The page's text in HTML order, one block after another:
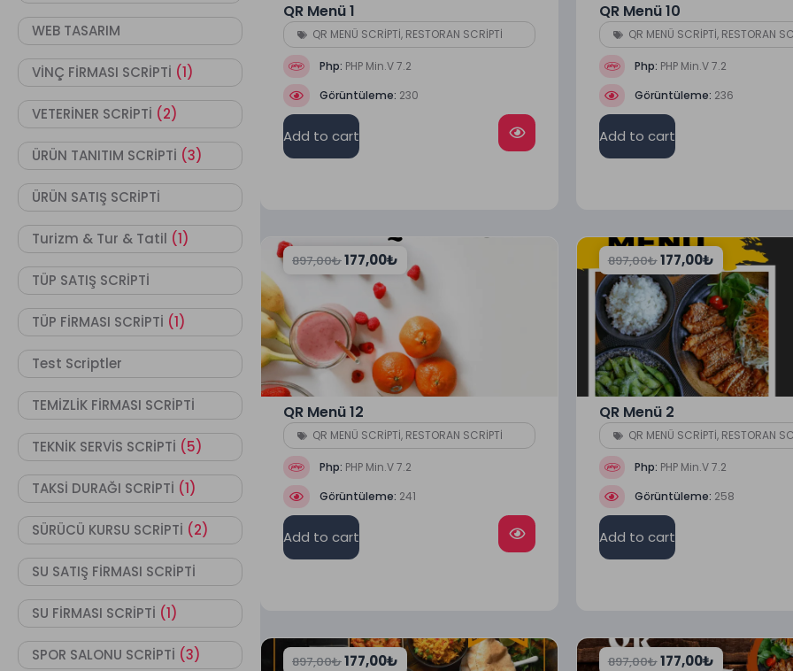
WEB TASARIM
VİNÇ FİRMASI SCRİPTİ (1)
VETERİNER SCRİPTİ (2)
ÜRÜN TANITIM SCRİPTİ (3)
ÜRÜN SATIŞ SCRİPTİ
Turizm & Tur & Tatil (1)
TÜP SATIŞ SCRİPTİ
TÜP FİRMASI SCRİPTİ (1)
Test Scriptler
TEMİZLİK FİRMASI SCRİPTİ
TEKNİK SERVİS SCRİPTİ (5)
TAKSİ DURAĞI SCRİPTİ (1)
SÜRÜCÜ KURSU SCRİPTİ (2)
SU SATIŞ FİRMASI SCRİPTİ
SU FİRMASI SCRİPTİ (1)
SPOR SALONU SCRİPTİ (3)
QR Menü 1
QR MENÜ SCRİPTİ, RESTORAN SCRİPTİ
Php: PHP Min.V 7.2
Görüntüleme: 230
Add to cart
QR Menü 10
QR MENÜ SCRİPTİ, RESTORAN
Php: PHP Min.V 7.2
Görüntüleme: 236
Add to cart
QR Menü 12
QR MENÜ SCRİPTİ, RESTORAN SCRİPTİ
Php: PHP Min.V 7.2
Görüntüleme: 241
Add to cart
897,00₺177,00₺
QR Menü 2
QR MENÜ SCRİPTİ, RESTORAN
Php: PHP Min.V 7.2
Görüntüleme: 258
Add to cart
897,00₺177,00₺
897,00₺177,00₺ 897,00₺177,00₺